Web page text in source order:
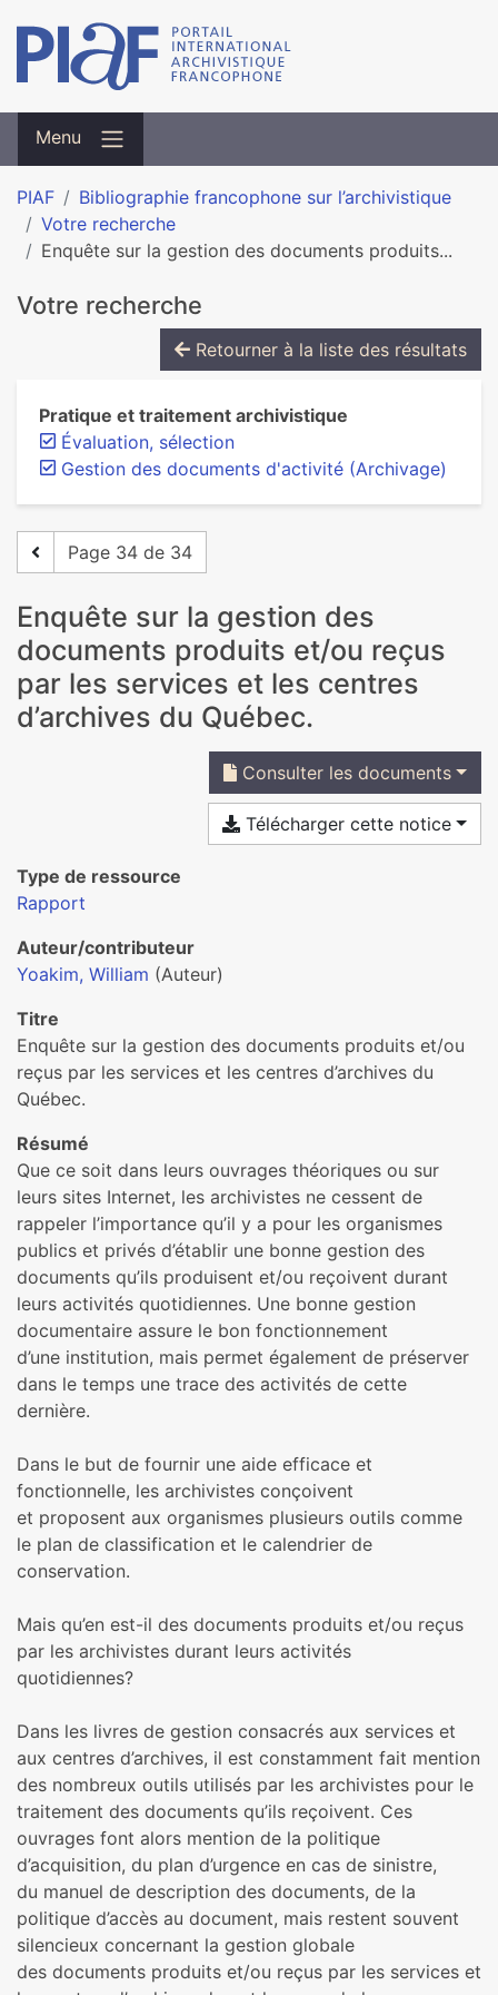
Menu
PIAF
Bibliographie francophone sur l’archivistique
Votre recherche
Enquête sur la gestion des documents produits...
Votre recherche
Retourner à la liste des résultats
Pratique et traitement archivistique
Évaluation, sélection
Gestion des documents d'activité (Archivage)
Page 34 de 34
Enquête sur la gestion des
documents produits et/ou reçus
par les services et les centres
d’archives du Québec.
Consulter les documents
Télécharger cette notice
Type de ressource
Rapport
Auteur/contributeur
Yoakim, William (Auteur)
Titre
Enquête sur la gestion des documents produits et/ou
reçus par les services et les centres d’archives du
Québec.
Résumé
Que ce soit dans leurs ouvrages théoriques ou sur
leurs sites Internet, les archivistes ne cessent de
rappeler l’importance qu’il y a pour les organismes
publics et privés d’établir une bonne gestion des
documents qu’ils produisent et/ou reçoivent durant
leurs activités quotidiennes. Une bonne gestion
documentaire assure le bon fonctionnement
d’une institution, mais permet également de préserver
dans le temps une trace des activités de cette
dernière.
Dans le but de fournir une aide efficace et
fonctionnelle, les archivistes conçoivent
et proposent aux organismes plusieurs outils comme
le plan de classification et le calendrier de
conservation.
Mais qu’en est-il des documents produits et/ou reçus
par les archivistes durant leurs activités
quotidiennes?
Dans les livres de gestion consacrés aux services et
aux centres d’archives, il est constamment fait mention
des nombreux outils utilisés par les archivistes pour le
traitement des documents qu’ils reçoivent. Ces
ouvrages font alors mention de la politique
d’acquisition, du plan d’urgence en cas de sinistre,
du manuel de description des documents, de la
politique d’accès au document, mais restent souvent
silencieux concernant la gestion globale
des documents produits et/ou reçus par les services et